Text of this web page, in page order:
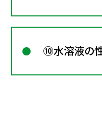
⑩水溶液の